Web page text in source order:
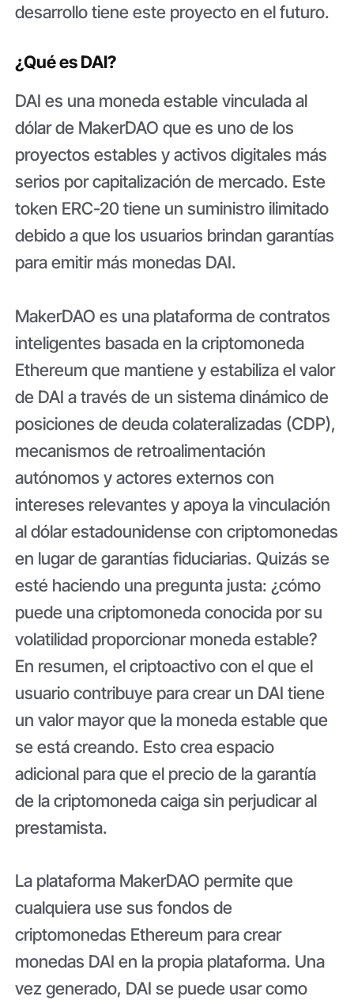
desarrollo tiene este proyecto en el futuro.
¿Qué es DAI?
DAI es una moneda estable vinculada al
dólar de MakerDAO que es uno de los
proyectos estables y activos digitales más
serios por capitalización de mercado. Este
token ERC-20 tiene un suministro ilimitado
debido a que los usuarios brindan garantías
para emitir más monedas DAI.
MakerDAO es una plataforma de contratos
inteligentes basada en la criptomoneda
Ethereum que mantiene y estabiliza el valor
de DAI a través de un sistema dinámico de
posiciones de deuda colateralizadas (CDP),
mecanismos de retroalimentación
autónomos y actores externos con
intereses relevantes y apoya la vinculación
al dólar estadounidense con criptomonedas
en lugar de garantías fiduciarias. Quizás se
esté haciendo una pregunta justa: ¿cómo
puede una criptomoneda conocida por su
volatilidad proporcionar moneda estable?
En resumen, el criptoactivo con el que el
usuario contribuye para crear un DAI tiene
un valor mayor que la moneda estable que
se está creando. Esto crea espacio
adicional para que el precio de la garantía
de la criptomoneda caiga sin perjudicar al
prestamista.
La plataforma MakerDAO permite que
cualquiera use sus fondos de
criptomonedas Ethereum para crear
monedas DAI en la propia plataforma. Una
vez generado, DAI se puede usar como